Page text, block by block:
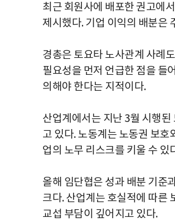
최근 회원사에 배포한 권고에
제시했다. 기업 이익의 배분은
경총은 토요타 노사관계 사례
필요성을 먼저 언급한 점을 들
의해야 한다는 지적이다.
산업계에서는 지난 3월 시행
고 있다. 노동계는 노동권 보호
업의 노무 리스크를 키울 수 있
올해 임단협은 성과 배분 기준
크다. 산업계는 호실적에 따른
교섭 부담이 깊어지고 있다.